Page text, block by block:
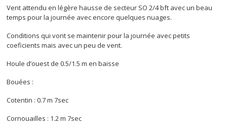
Vent attendu en légère hausse de secteur SO 2/4 bft avec un beau
temps pour la journée avec encore quelques nuages.
Conditions qui vont se maintenir pour la journée avec petits
coeficients mais avec un peu de vent.
Houle d’ouest de 0.5/1.5 m en baisse
Bouées :
Cotentin : 0.7 m 7sec
Cornouailles : 1.2 m 7sec